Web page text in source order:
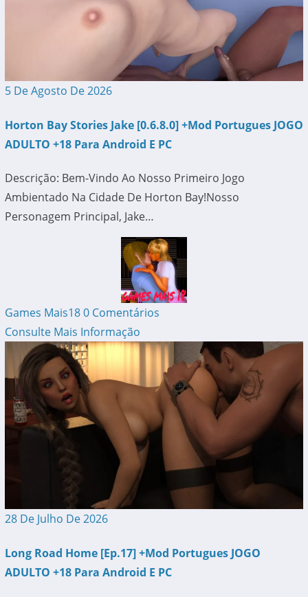
5 De Agosto De 2026
Horton Bay Stories Jake [0.6.8.0] +Mod Portugues JOGO
ADULTO +18 Para Android E PC
Descrição: Bem-Vindo Ao Nosso Primeiro Jogo
Ambientado Na Cidade De Horton Bay!Nosso
Personagem Principal, Jake…
Games Mais180 Comentários
Consulte Mais Informação
28 De Julho De 2026
Long Road Home [Ep.17] +Mod Portugues JOGO
ADULTO +18 Para Android E PC